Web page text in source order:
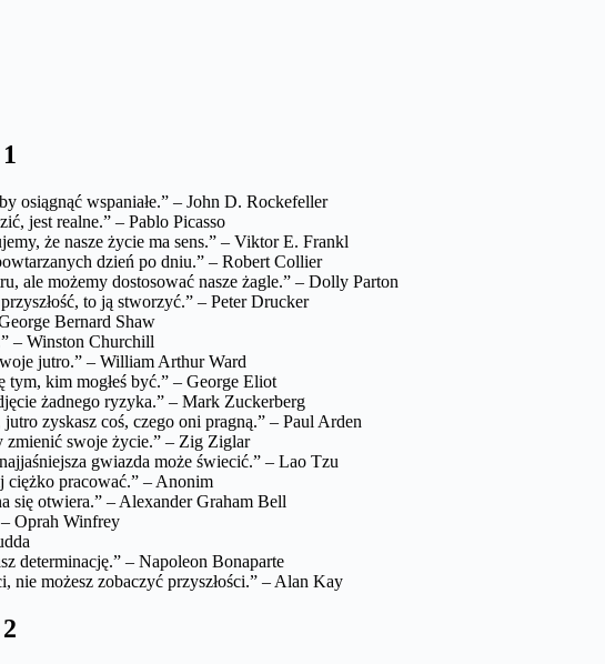
osiągnąć wspaniałe.” – John D. Rockefeller
jest realne.” – Pablo Picasso
że nasze życie ma sens.” – Viktor E. Frankl
dzień po dniu.” – Robert Collier
ale możemy dostosować nasze żagle.” – Dolly Parton
to ją stworzyć.” – Peter Drucker
Bernard Shaw
– Winston Churchill
jutro.” – William Arthur Ward
tym, kim mogłeś być.” – George Eliot
żadnego ryzyka.” – Mark Zuckerberg
zyskasz coś, czego oni pragną.” – Paul Arden
zmienić swoje życie.” – Zig Ziglar
gwiazda może świecić.” – Lao Tzu
ciężko pracować.” – Anonim
się otwiera.” – Alexander Graham Bell
Oprah Winfrey
determinację.” – Napoleon Bonaparte
nie możesz zobaczyć przyszłości.” – Alan Kay